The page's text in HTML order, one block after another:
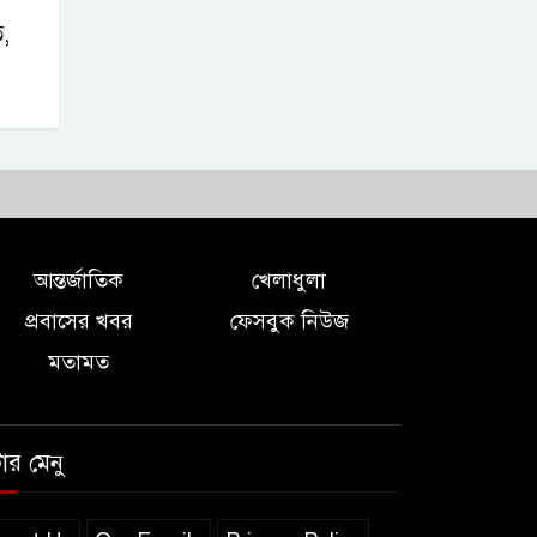
আন্তর্জাতিক
খেলাধুলা
প্রবাসের খবর
ফেসবুক নিউজ
মতামত
মেনু